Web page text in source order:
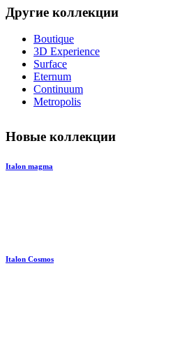
Другие коллекции
Boutique
3D Experience
Surface
Eternum
Continuum
Metropolis
Новые коллекции
Italon magma
Italon Cosmos